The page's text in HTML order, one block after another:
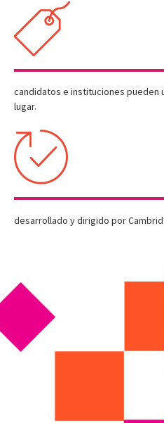
candidatos e instituciones pueden
lugar.
desarrollado y dirigido por